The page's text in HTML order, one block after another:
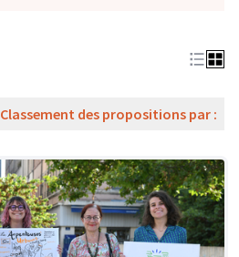
Classement des propositions par :